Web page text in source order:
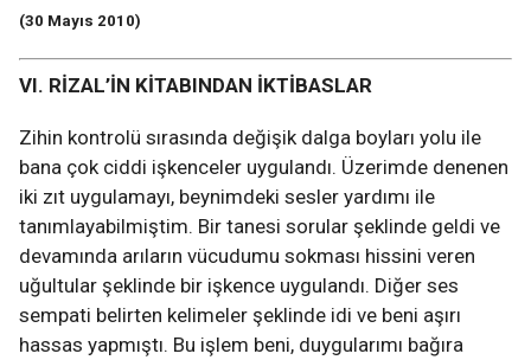
(30 Mayıs 2010)
VI. RİZAL’İN KİTABINDAN İKTİBASLAR
Zihin kontrolü sırasında değişik dalga boyları yolu ile
bana çok ciddi işkenceler uygulandı. Üzerimde denenen
iki zıt uygulamayı, beynimdeki sesler yardımı ile
tanımlayabilmiştim. Bir tanesi sorular şeklinde geldi ve
devamında arıların vücudumu sokması hissini veren
uğultular şeklinde bir işkence uygulandı. Diğer ses
sempati belirten kelimeler şeklinde idi ve beni aşırı
hassas yapmıştı. Bu işlem beni, duygularımı bağıra